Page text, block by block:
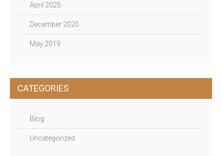
April 2025
December 2020
May 2019
CATEGORIES
Blog
Uncategorized